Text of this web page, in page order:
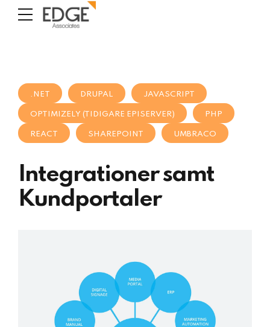
.NET DRUPAL JAVASCRIPT
OPTIMIZELY (TIDIGARE EPISERVER) PHP
REACT SHAREPOINT UMBRACO
Integrationer samt
Kundportaler